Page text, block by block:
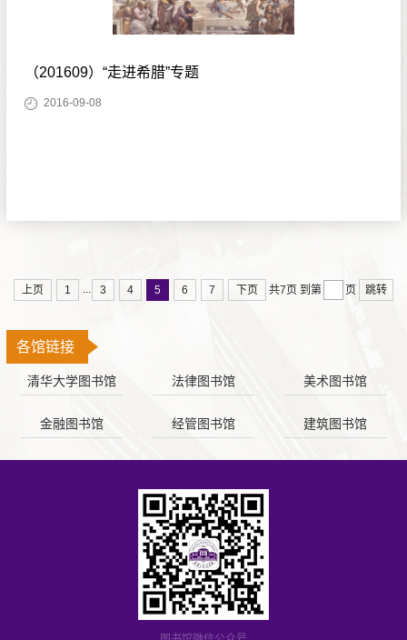
（201609）“走进希腊”专题
2016-09-08
上页 1 ... 3 4 5 6 7 下页 共7页 到第 页 跳转
各馆链接
清华大学图书馆 法律图书馆 美术图书馆
金融图书馆 经管图书馆 建筑图书馆